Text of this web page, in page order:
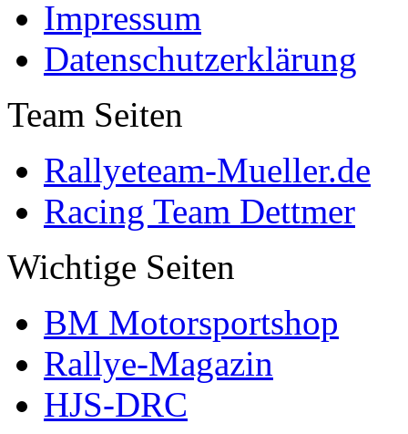
Impressum
Datenschutzerklärung
Team Seiten
Rallyeteam-Mueller.de
Racing Team Dettmer
Wichtige Seiten
BM Motorsportshop
Rallye-Magazin
HJS-DRC